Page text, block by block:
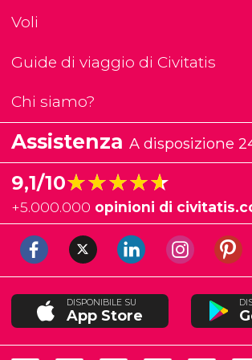
Voli
Guide di viaggio di Civitatis
Chi siamo?
Assistenza A disposizione
9,1/10★★★★★
★★★★★
+5.000.000 opinioni di
DISPONIBILE SU
App Store